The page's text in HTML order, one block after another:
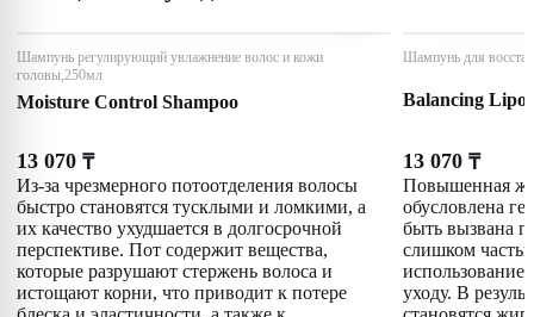
Шампунь регулирующий увлажнение волос и кожи
головы,250мл
Moisture Control Shampoo
13 070 ₸
Из-за чрезмерного потоотделения волосы
быстро становятся тусклыми и ломкими, а
их качество ухудшается в долгосрочной
перспективе. Пот содержит вещества,
которые разрушают стержень волоса и
истощают корни, что приводит к потере
Шампунь для
Balancing
13 070 ₸
Повышенная
обусловлена
быть вызвана
слишком
уходу. В